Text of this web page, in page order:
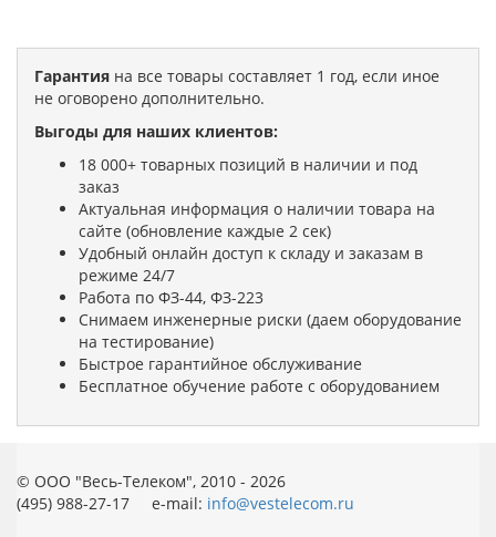
Гарантия на все товары составляет 1 год, если иное
не оговорено дополнительно.
Выгоды для наших клиентов:
18 000+ товарных позиций в наличии и под
заказ
Актуальная информация о наличии товара на
сайте (обновление каждые 2 сек)
Удобный онлайн доступ к складу и заказам в
режиме 24/7
Работа по ФЗ-44, ФЗ-223
Снимаем инженерные риски (даем оборудование
на тестирование)
Быстрое гарантийное обслуживание
Бесплатное обучение работе с оборудованием
© ООО "Весь-Телеком", 2010 - 2026
(495) 988-27-17 e-mail: info@vestelecom.ru